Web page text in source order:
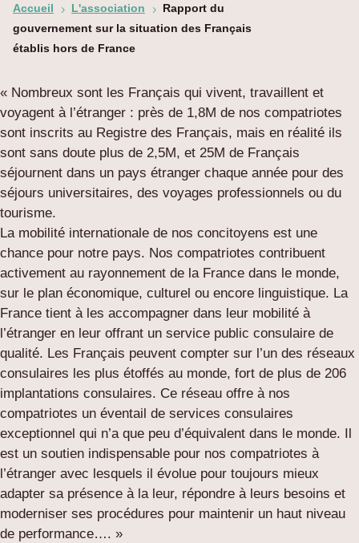
Accueil 5 L'association 5
Rapport du
gouvernement sur la situation des Français
établis hors de France
« Nombreux sont les Français qui vivent, travaillent et
voyagent à l’étranger : près de 1,8M de nos compatriotes
sont inscrits au Registre des Français, mais en réalité ils
sont sans doute plus de 2,5M, et 25M de Français
séjournent dans un pays étranger chaque année pour des
séjours universitaires, des voyages professionnels ou du
tourisme.
La mobilité internationale de nos concitoyens est une
chance pour notre pays. Nos compatriotes contribuent
activement au rayonnement de la France dans le monde,
sur le plan économique, culturel ou encore linguistique. La
France tient à les accompagner dans leur mobilité à
l’étranger en leur offrant un service public consulaire de
qualité. Les Français peuvent compter sur l’un des réseaux
consulaires les plus étoffés au monde, fort de plus de 206
implantations consulaires. Ce réseau offre à nos
compatriotes un éventail de services consulaires
exceptionnel qui n’a que peu d’équivalent dans le monde. Il
est un soutien indispensable pour nos compatriotes à
l’étranger avec lesquels il évolue pour toujours mieux
adapter sa présence à la leur, répondre à leurs besoins et
moderniser ses procédures pour maintenir un haut niveau
de performance…. »